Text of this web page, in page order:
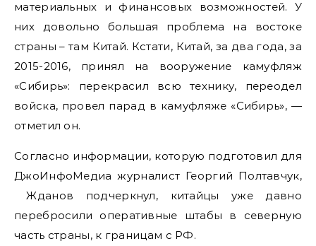
материальных и финансовых возможностей. У
них довольно большая проблема на востоке
страны – там Китай. Кстати, Китай, за два года, за
2015-2016, принял на вооружение камуфляж
«Сибирь»: перекрасил всю технику, переодел
войска, провел парад в камуфляже «Сибирь», —
отметил он.
Согласно информации, которую подготовил для
ДжоИнфоМедиа журналист Георгий Полтавчук,
Жданов подчеркнул, китайцы уже давно
перебросили оперативные штабы в северную
часть страны, к границам с РФ.